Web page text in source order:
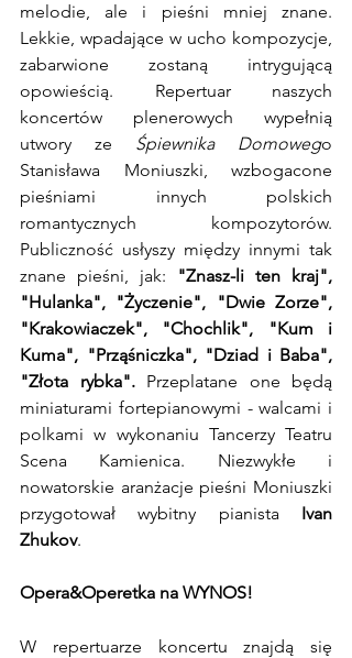
melodie, ale i pieśni mniej znane.
Lekkie, wpadające w ucho kompozycje,
zabarwione zostaną intrygującą
opowieścią. Repertuar naszych
koncertów plenerowych wypełnią
utwory ze Śpiewnika Domowego
Stanisława Moniuszki, wzbogacone
pieśniami innych polskich
romantycznych kompozytorów.
Publiczność usłyszy między innymi tak
znane pieśni, jak:
"Znasz-li ten kraj",
"Hulanka", "Życzenie", "Dwie Zorze",
"Krakowiaczek", "Chochlik", "Kum i
Kuma", "Prząśniczka", "Dziad i Baba",
"Złota rybka". Przeplatane one będą
miniaturami fortepianowymi - walcami i
polkami w wykonaniu Tancerzy Teatru
Scena Kamienica. Niezwykłe i
nowatorskie aranżacje pieśni Moniuszki
przygotował wybitny pianista Ivan
Zhukov.
Opera&Operetka na WYNOS!
W repertuarze koncertu znajdą się